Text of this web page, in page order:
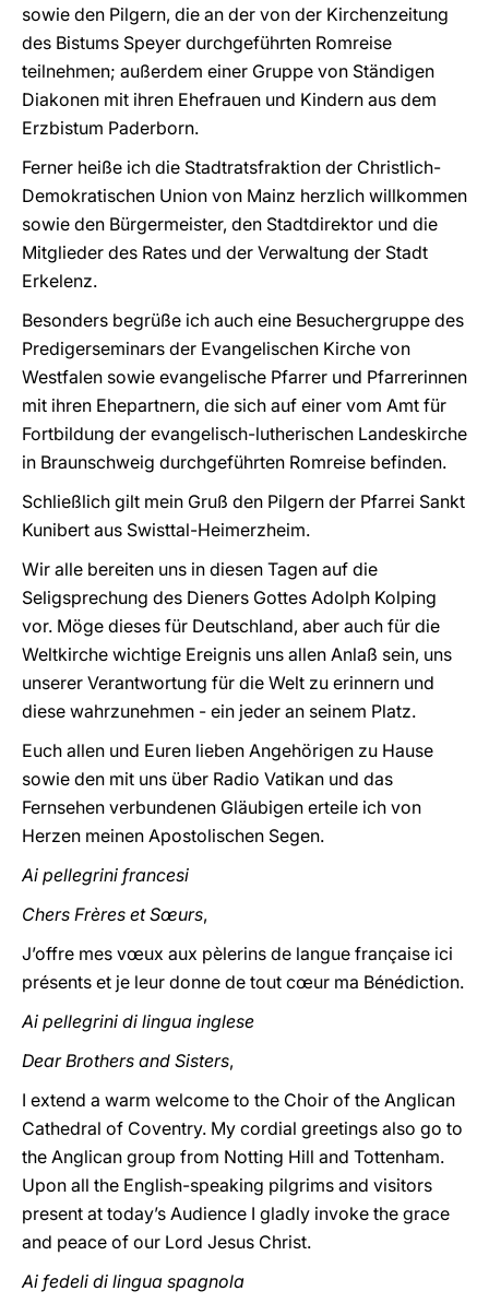
sowie den Pilgern, die an der von der Kirchenzeitung
des Bistums Speyer durchgeführten Romreise
teilnehmen; außerdem einer Gruppe von Ständigen
Diakonen mit ihren Ehefrauen und Kindern aus dem
Erzbistum Paderborn.
Ferner heiße ich die Stadtratsfraktion der Christlich-
Demokratischen Union von Mainz herzlich willkommen
sowie den Bürgermeister, den Stadtdirektor und die
Mitglieder des Rates und der Verwaltung der Stadt
Erkelenz.
Besonders begrüße ich auch eine Besuchergruppe des
Predigerseminars der Evangelischen Kirche von
Westfalen sowie evangelische Pfarrer und Pfarrerinnen
mit ihren Ehepartnern, die sich auf einer vom Amt für
Fortbildung der evangelisch-lutherischen Landeskirche
in Braunschweig durchgeführten Romreise befinden.
Schließlich gilt mein Gruß den Pilgern der Pfarrei Sankt
Kunibert aus Swisttal-Heimerzheim.
Wir alle bereiten uns in diesen Tagen auf die
Seligsprechung des Dieners Gottes Adolph Kolping
vor. Möge dieses für Deutschland, aber auch für die
Weltkirche wichtige Ereignis uns allen Anlaß sein, uns
unserer Verantwortung für die Welt zu erinnern und
diese wahrzunehmen - ein jeder an seinem Platz.
Euch allen und Euren lieben Angehörigen zu Hause
sowie den mit uns über Radio Vatikan und das
Fernsehen verbundenen Gläubigen erteile ich von
Herzen meinen Apostolischen Segen.
Ai pellegrini francesi
Chers Frères et Sœurs,
J’offre mes vœux aux pèlerins de langue française ici
présents et je leur donne de tout cœur ma Bénédiction.
Ai pellegrini di lingua inglese
Dear Brothers and Sisters,
I extend a warm welcome to the Choir of the Anglican
Cathedral of Coventry. My cordial greetings also go to
the Anglican group from Notting Hill and Tottenham.
Upon all the English-speaking pilgrims and visitors
present at today’s Audience I gladly invoke the grace
and peace of our Lord Jesus Christ.
Ai fedeli di lingua spagnola